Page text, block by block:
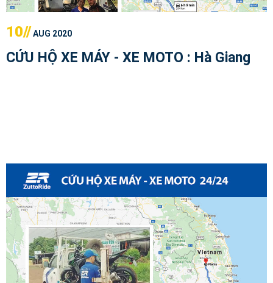
10//AUG 2020
CỨU HỘ XE MÁY - XE MOTO : Hà Giang